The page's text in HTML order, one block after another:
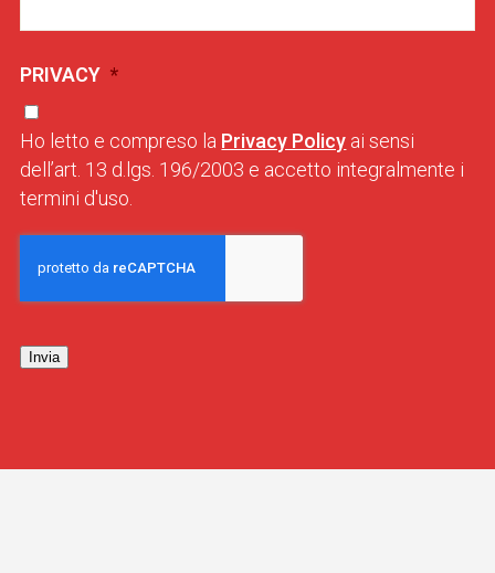
PRIVACY *
Ho letto e compreso la Privacy Policy ai sensi
dell’art. 13 d.lgs. 196/2003 e accetto integralmente i
termini d'uso.
Invia